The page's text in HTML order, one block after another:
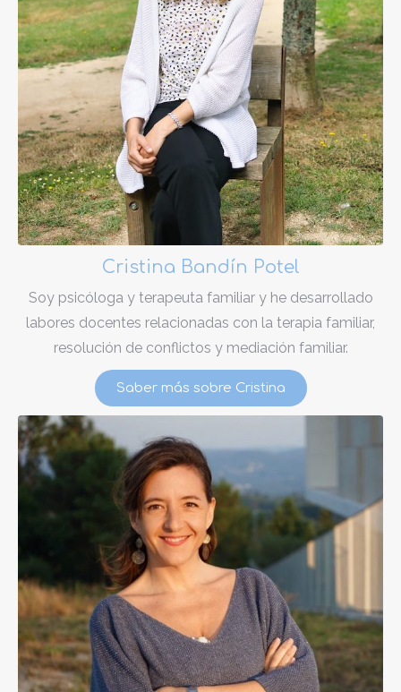
Cristina Bandín Potel
Soy psicóloga y terapeuta familiar y he desarrollado
labores docentes relacionadas con la terapia familiar,
resolución de conflictos y mediación familiar.
Saber más sobre Cristina